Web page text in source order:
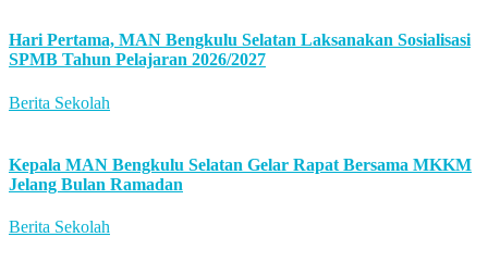
Hari Pertama, MAN Bengkulu Selatan Laksanakan Sosialisasi
SPMB Tahun Pelajaran 2026/2027
Berita Sekolah
Kepala MAN Bengkulu Selatan Gelar Rapat Bersama MKKM
Jelang Bulan Ramadan
Berita Sekolah